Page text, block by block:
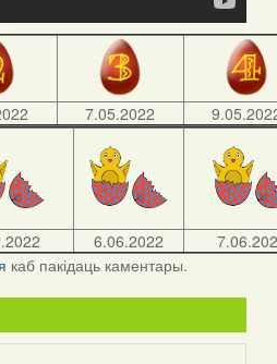
7.05.2022
6.06.2022
каб пакідаць каментары.